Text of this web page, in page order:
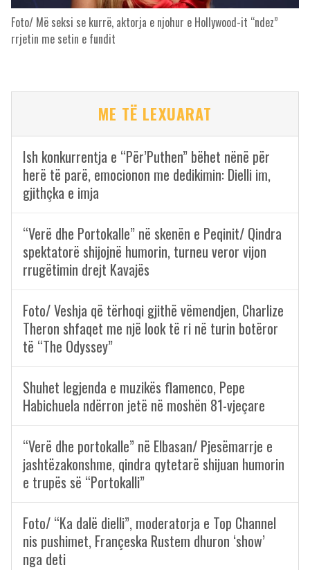
Foto/ Më seksi se kurrë, aktorja e njohur e Hollywood-it “ndez”
rrjetin me setin e fundit
ME TË LEXUARAT
Ish konkurrentja e “Për’Puthen” bëhet nënë për
herë të parë, emocionon me dedikimin: Dielli im,
gjithçka e imja
“Verë dhe Portokalle” në skenën e Peqinit/ Qindra
spektatorë shijojnë humorin, turneu veror vijon
rrugëtimin drejt Kavajës
Foto/ Veshja që tërhoqi gjithë vëmendjen, Charlize
Theron shfaqet me një look të ri në turin botëror
të “The Odyssey”
Shuhet legjenda e muzikës flamenco, Pepe
Habichuela ndërron jetë në moshën 81-vjeçare
“Verë dhe portokalle” në Elbasan/ Pjesëmarrje e
jashtëzakonshme, qindra qytetarë shijuan humorin
e trupës së “Portokalli”
Foto/ “Ka dalë dielli”, moderatorja e Top Channel
nis pushimet, Françeska Rustem dhuron ‘show’
nga deti